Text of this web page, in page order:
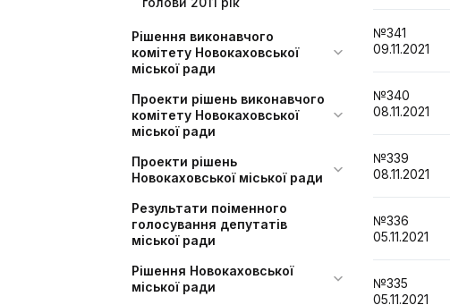
Рішення виконавчого
комітету Новокаховської
міської ради
Проекти рішень виконавчого
комітету Новокаховської
міської ради
Проекти рішень
Новокаховської міської ради
Результати поіменного
голосування депутатів
міської ради
Рішення Новокаховської
міської ради
№341
09.11.2021
№340
08.11.2021
№339
08.11.2021
№336
05.11.2021
№335
05.11.2021